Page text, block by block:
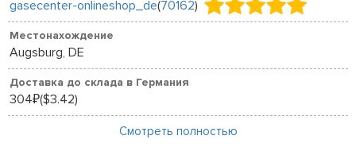
gasecenter-onlineshop_de(70162)
Местонахождение
Augsburg, DE
Доставка до склада в Германия
304₽($3.42)
Смотреть полностью